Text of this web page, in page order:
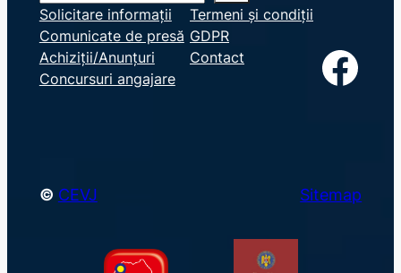
e
a
r
c
Solicitare informații
Comunicate de presă
Achiziții/Anunțuri
Concursuri angajare
Termeni și condiții
GDPR
Contact
Facebook
© CEVJ Sitemap